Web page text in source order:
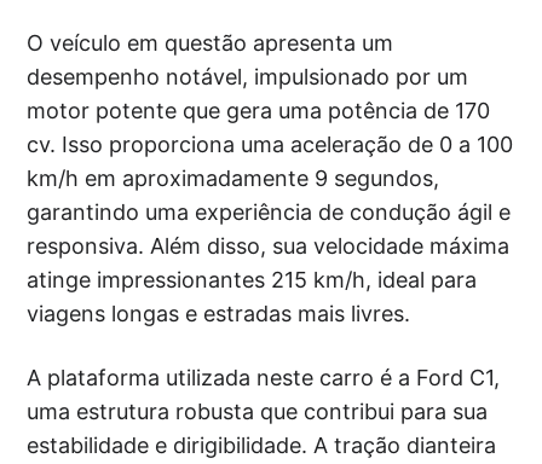
O veículo em questão apresenta um
desempenho notável, impulsionado por um
motor potente que gera uma potência de 170
cv. Isso proporciona uma aceleração de 0 a 100
km/h em aproximadamente 9 segundos,
garantindo uma experiência de condução ágil e
responsiva. Além disso, sua velocidade máxima
atinge impressionantes 215 km/h, ideal para
viagens longas e estradas mais livres.
A plataforma utilizada neste carro é a Ford C1,
uma estrutura robusta que contribui para sua
estabilidade e dirigibilidade. A tração dianteira